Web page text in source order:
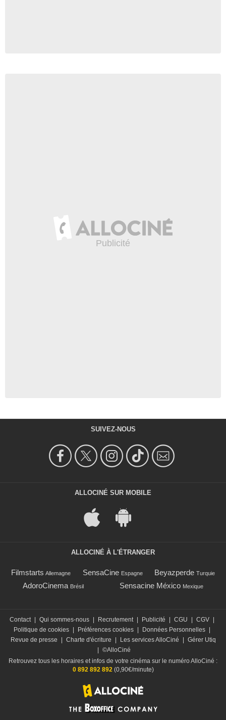
SUIVEZ-NOUS
ALLOCINÉ SUR MOBILE
ALLOCINÉ À L'ÉTRANGER
Filmstarts Allemagne SensaCine Espagne Beyazperde Turquie
AdoroCinema Brésil Sensacine México Mexique
Contact Qui sommes-nous Recrutement Publicité CGU CGV
Politique de cookies
Préférences cookies Données Personnelles
Revue de presse
Charte d'écriture Les services AlloCiné
Gérer Utiq
©AlloCiné
Retrouvez tous les horaires et infos de votre cinéma sur le numéro AlloCiné :
0 892 892 892(0,90€/minute)